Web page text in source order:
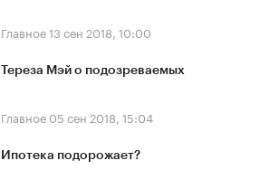
Главное13 сен 2018, 10:00
Тереза Мэй о подозреваемых
Главное 05 сен 2018, 15:04
Ипотека подорожает?